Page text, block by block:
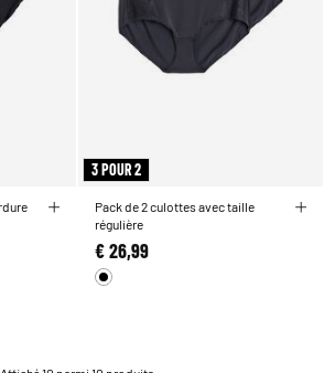
3 POUR 2
Pack de 2 culottes avec taille
régulière
€ 26,99